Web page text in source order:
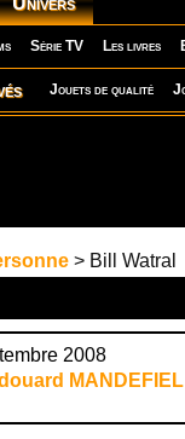
Série TV Les livres
Jouets de qualité
> Bill Watral
2008